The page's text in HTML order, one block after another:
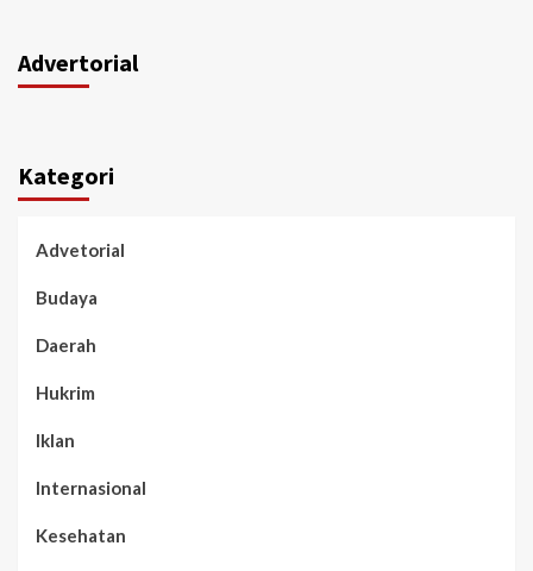
Advertorial
Kategori
Advetorial
Budaya
Daerah
Hukrim
Iklan
Internasional
Kesehatan